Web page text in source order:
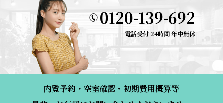
0120-139-692
電話受付 24時間 年中無休
内覧予約・空室確認・初期費用概算等